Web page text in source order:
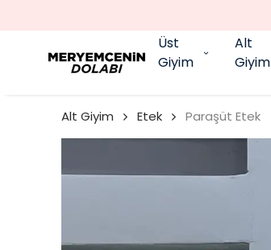
Üst
Giyim
Alt
Giyim
Alt Giyim Etek Paraşüt Etek